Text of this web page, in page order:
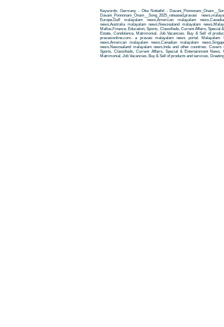
Keywords: Germany - Otta Nottathil -
Davani_Ponnonam_Onam__Song_2025_released,pravasi
Europe,Gulf malayalam news,American malayalam
news,Australia malayalam news,Newzealand malayalam
Mallus,Finance, Education, Sports, Classifieds, Current Affairs, Special
Estate, Condolence, Matrimonial, Job Vacancies, Buy & Sell of
pravasionline.com- a pravasi malayalam news portal. Malayalam
news,American malayalam news,Canadian malayalam
news,Newzealand malayalam news,Inda and other countries.
Sports, Classifieds, Current Affairs, Special & Entertainment News.
Matrimonial, Job Vacancies, Buy & Sell of products and services,